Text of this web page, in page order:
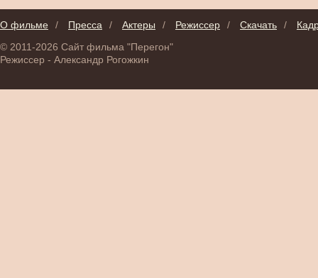
О фильме / Пресса / Актеры / Режиссер / Скачать /
© 2011-2026 Сайт фильма "Перегон"
Режиссер - Александр Рогожкин